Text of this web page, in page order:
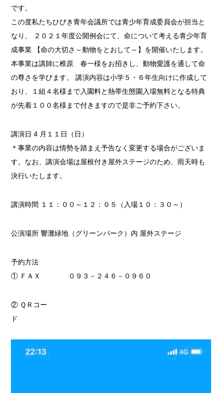
です。
この度私たちひびき青年会議所では青少年育成委員会が担当と
なり、 ２０２１年度公開例会にて、命について考える青少年育
成事業 【命の大切さ～動物をとおして～】を開催いたします。
本事業は講師に椎原 春一様をお招きし、動物愛護を通して命
の尊さを学びます。 講演内容は小学５・６年生向けに作成して
おり、１組４名様まで入園料と熱帯生態園入場無料となる特典
が先着１００名様まで付きますので是非ご予約下さい。
講演日 4 月１１日（日）
＊事業の内容は情勢を踏まえ予告なく変更する場合がございま
す。なお、講演会場は屋根付き屋外ステージのため、雨天時も
決行いたします。
講演時間 １１：００～１２：０５（入場１０：３０～）
公演場所 響灘緑地（グリーンパーク）内 屋外ステージ
予約方法
① ＦＡＸ ０９３－２４６－０９６０
② ＱＲコー
ド